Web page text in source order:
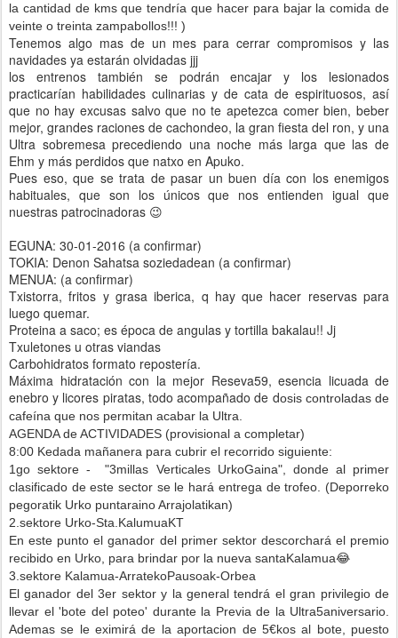
la cantidad de kms que tendría que hacer para bajar la comida de
veinte o treinta zampabollos!!! )
Tenemos algo mas de un mes para cerrar compromisos y las
navidades ya estarán olvidadas jjj
los entrenos también se podrán encajar y los lesionados
practicarían habilidades culinarias y de cata de espirituosos, así
que no hay excusas salvo que no te apetezca comer bien, beber
mejor, grandes raciones de cachondeo, la gran fiesta del ron, y una
Ultra sobremesa precediendo una noche más larga que las de
Ehm y más perdidos que natxo en Apuko.
Pues eso, que se trata de pasar un buen día con los enemigos
habituales, que son los únicos que nos entienden igual que
nuestras patrocinadoras 😉
EGUNA: 30-01-2016 (a confirmar)
TOKIA: Denon Sahatsa soziedadean (a confirmar)
MENUA: (a confirmar)
Txistorra, fritos y grasa iberica, q hay que hacer reservas para
luego quemar.
Proteina a saco; es época de angulas y tortilla bakalau!! Jj
Txuletones u otras viandas
Carbohidratos formato repostería.
Máxima hidratación con la mejor Reseva59, esencia licuada de
enebro y licores piratas, todo acompañado de dosis controladas de
cafeína que nos permitan acabar la Ultra.
AGENDA de ACTIVIDADES (provisional a completar)
8:00 Kedada mañanera para cubrir el recorrido siguiente:
1go sektore - "3millas Verticales UrkoGaina", donde al primer
clasificado de este sector se le hará entrega de trofeo. (Deporreko
pegoratik Urko puntaraino Arrajolatikan)
2.sektore Urko-Sta.KalumuaKT
En este punto el ganador del primer sektor descorchará el premio
recibido en Urko, para brindar por la nueva santaKalamua😂
3.sektore Kalamua-ArratekoPausoak-Orbea
El ganador del 3er sektor y la general tendrá el gran privilegio de
llevar el 'bote del poteo' durante la Previa de la Ultra5aniversario.
Ademas se le eximirá de la aportacion de 5€kos al bote, puesto